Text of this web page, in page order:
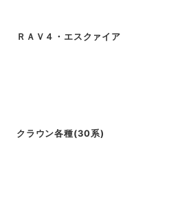
ＲＡＶ４・エスクァイア
クラウン各種(30系)